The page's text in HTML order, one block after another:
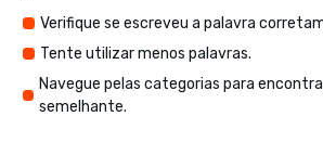
Verifique se escreveu a palavra
Tente utilizar menos palavras.
Navegue pelas categorias para
semelhante.